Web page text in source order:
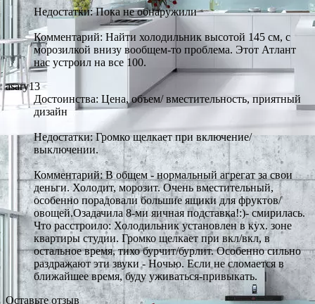
Недостатки: Пока не обнаружили
Комментарий: Найти холодильник высотой 145 см, с
морозилкой внизу вообщем-то проблема. Этот Атлант
нас устроил на все 100.
asary13
Достоинства: Цена, объем/ вместительность, приятный
дизайн
Недостатки: Громко щелкает при включение/
выключении.
Комментарий: В общем - нормальный агрегат за свои
деньги. Холодит, морозит. Очень вместительный,
особенно порадовали большие ящики для фруктов/
овощей.Озадачила 8-ми яичная подставка!:)- смирилась.
Что расстроило: Холодильник установлен в кух. зоне
квартиры студии. Громко щелкает при вкл/вкл, в
остальное время, тихо бурчит/бурлит. Особенно сильно
раздражают эти звуки - Ночью. Если не сломается в
ближайшее время, буду уживаться-привыкать.
Оставьте отзыв